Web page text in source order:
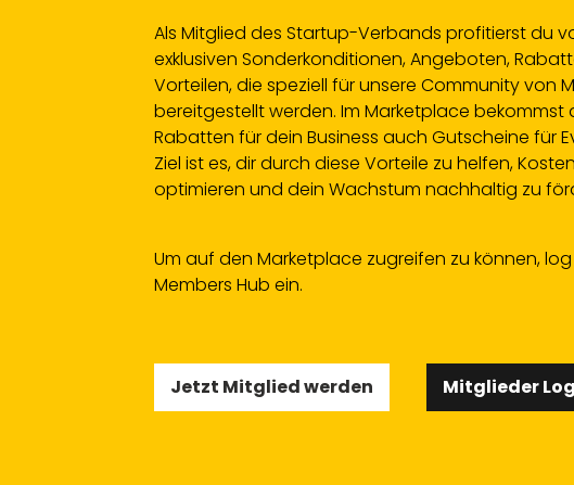
Als Mitglied des Startup-Verbands profitierst du
exklusiven Sonderkonditionen, Angeboten,
Vorteilen, die speziell für unsere Community von
bereitgestellt werden. Im Marketplace bekommst
Rabatten für dein Business auch Gutscheine für
Ziel ist es, dir durch diese Vorteile zu helfen,
optimieren und dein Wachstum nachhaltig zu
Um auf den Marketplace zugreifen zu können,
Members Hub ein.
Jetzt Mitglied werden Mitglieder